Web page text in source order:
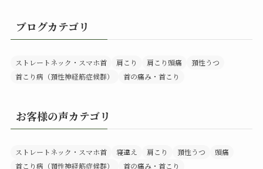
ブログカテゴリ
ストレートネック・スマホ首 肩こり 肩こり頭痛
頚性うつ
首こり病（頚性神経筋症候群）
首の痛み・首こり
お客様の声カテゴリ
ストレートネック・スマホ首 寝違え 肩こり 頚性うつ
頭痛
首こり病（頚性神経筋症候群）
首の痛み・首こり